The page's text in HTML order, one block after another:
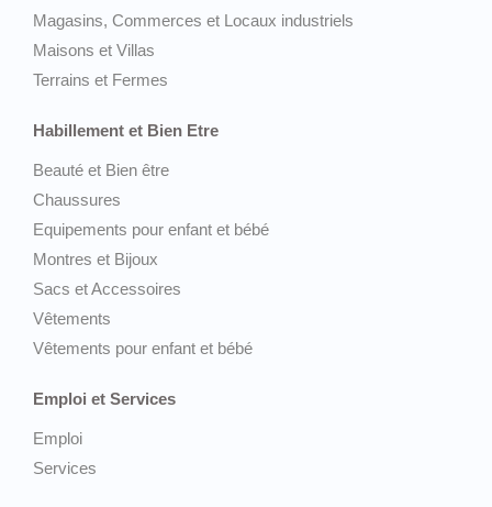
Magasins, Commerces et Locaux industriels
Maisons et Villas
Terrains et Fermes
Habillement et Bien Etre
Beauté et Bien être
Chaussures
Equipements pour enfant et bébé
Montres et Bijoux
Sacs et Accessoires
Vêtements
Vêtements pour enfant et bébé
Emploi et Services
Emploi
Services